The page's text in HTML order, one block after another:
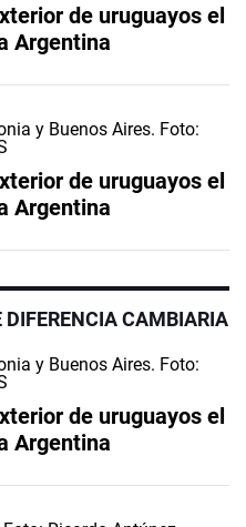
de uruguayos el
Argentina
de uruguayos el
Argentina
DIFERENCIA CAMBIARIA
de uruguayos el
Argentina